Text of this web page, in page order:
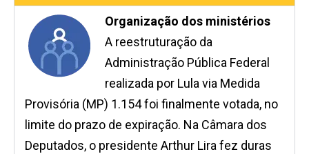
Organização dos ministérios
A reestruturação da
Administração Pública Federal
realizada por Lula via Medida
Provisória (MP) 1.154 foi finalmente votada, no
limite do prazo de expiração. Na Câmara dos
Deputados, o presidente Arthur Lira fez duras